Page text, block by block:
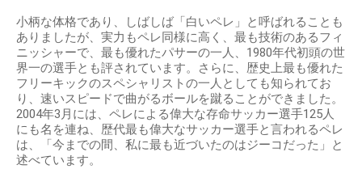
小柄な体格であり、しばしば「白いペレ」と呼ばれることも
ありましたが、実力もペレ同様に高く、最も技術のあるフィ
ニッシャーで、最も優れたパサーの一人、1980年代初頭の世
界一の選手とも評されています。さらに、歴史上最も優れた
フリーキックのスペシャリストの一人としても知られてお
り、速いスピードで曲がるボールを蹴ることができました。
2004年3月には、ペレによる偉大な存命サッカー選手125人
にも名を連ね、歴代最も偉大なサッカー選手と言われるペレ
は、「今までの間、私に最も近づいたのはジーコだった」と
述べています。